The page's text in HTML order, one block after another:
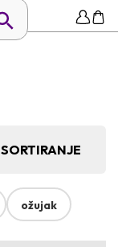
SORTIRANJE
ožujak